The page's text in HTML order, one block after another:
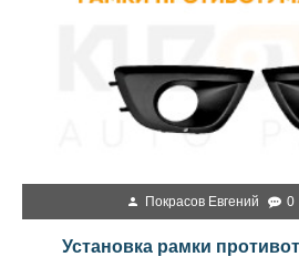
Покрасов Евгений 0
Установка рамки